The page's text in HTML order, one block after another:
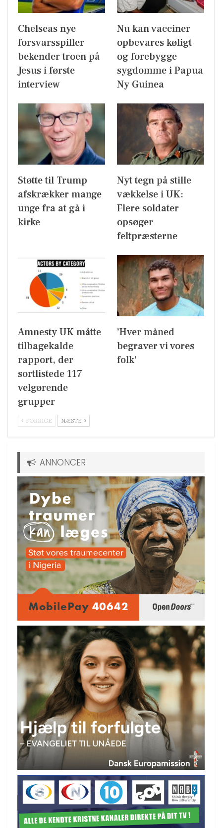
Chelseas nye
forsvarsspiller
bekender troen på
Jesus i første
interview
Nu kan vacciner
opbevares køligt
og forebygge
sygdomme i Papua
Ny Guinea
Støtte til Trump
afskrækker mange
unge fra at gå i
kirke
Nyt tegn på stille
vækkelse i UK:
Flere soldater
opsøger
feltpræsterne
Amnesty UK måtte
tilbagekalde
rapport, der
sortlistede 117
velgørende
grupper
’Hver måned
begraver vi vores
folk’
FORRIGE NÆSTE
ANNONCER